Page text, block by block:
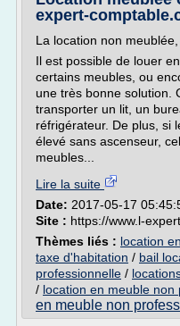
expert-
La location non
Il est possible de louer
certains meubles, ou
une très bonne solution.
transporter un lit, un
réfrigérateur. De plus, si
élevé sans ascenseur,
meubles...
Lire la suite
Date: 2017-05-17
Site : https://www.l-
Thèmes liés : location
taxe d'habitation / bail
professionnelle /
/ location en meuble non
en meuble non